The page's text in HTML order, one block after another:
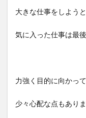
大きな仕事をしようと
気に入った仕事は最
力強く目的に向かっ
少々心配な点もありま